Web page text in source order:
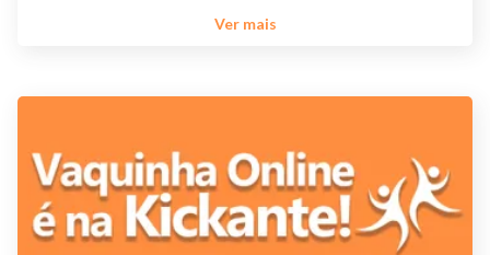
Ver mais